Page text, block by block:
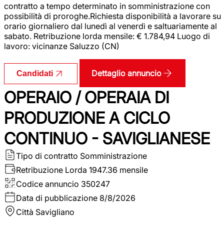
contratto a tempo determinato in somministrazione con
possibilità di proroghe.Richiesta disponibilità a lavorare su
orario giornaliero dal lunedì al venerdì e saltuariamente al
sabato. Retribuzione lorda mensile: € 1.784,94 Luogo di
lavoro: vicinanze Saluzzo (CN)
Candidati Dettaglio annuncio
OPERAIO / OPERAIA DI
PRODUZIONE A CICLO
CONTINUO - SAVIGLIANESE
Tipo di contratto Somministrazione
Retribuzione Lorda 1947.36 mensile
Codice annuncio 350247
Data di pubblicazione 8/8/2026
Città Savigliano